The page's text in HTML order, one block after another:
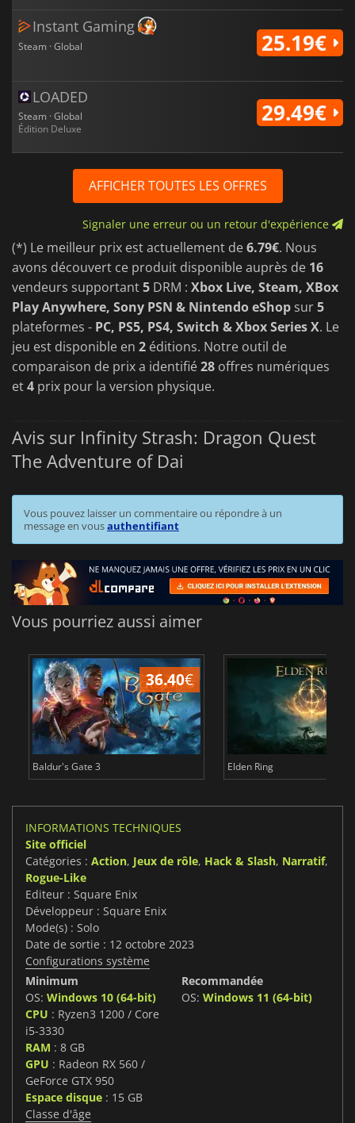
Instant Gaming
Steam · Global 25.19€
LOADED
Steam · Global
Édition Deluxe
29.49€
AFFICHER TOUTES LES OFFRES
Signaler une erreur ou un retour d'expérience
(*) Le meilleur prix est actuellement de6.79€. Nous
avons découvert ce produit disponible auprès de 16
vendeurs supportant5 DRM : Xbox Live, Steam, XBox
Play Anywhere, Sony PSN & Nintendo eShop sur5
plateformes - PC, PS5, PS4, Switch & Xbox Series X. Le
jeu est disponible en 2 éditions. Notre outil de
comparaison de prix a identifié28 offres numériques
et4 prix pour la version physique.
Avis sur Infinity Strash: Dragon Quest
The Adventure of Dai
Vous pouvez laisser un commentaire ou répondre à un
message en vousauthentifiant
Vous pourriez aussi aimer
36.40€
Baldur's Gate 3 Elden Ring
INFORMATIONS TECHNIQUES
Site officiel
Catégories : Action, Jeux de rôle, Hack & Slash, Narratif,
Rogue-Like
Editeur : Square Enix
Développeur : Square Enix
Mode(s) : Solo
Date de sortie : 12 octobre 2023
Configurations système
Minimum
OS: Windows 10 (64-bit)
CPU : Ryzen3 1200 / Core
i5-3330
RAM : 8 GB
GPU : Radeon RX 560 /
GeForce GTX 950
Espace disque : 15 GB
Recommandée
OS: Windows 11 (64-bit)
Classe d'âge